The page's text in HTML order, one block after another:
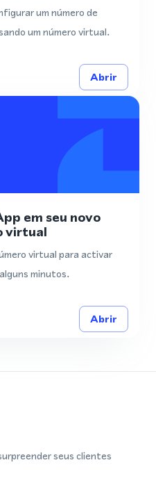
um número de
um número virtual.
Abrir
em seu novo
virtual
virtual para activar
minutos.
Abrir
seus clientes